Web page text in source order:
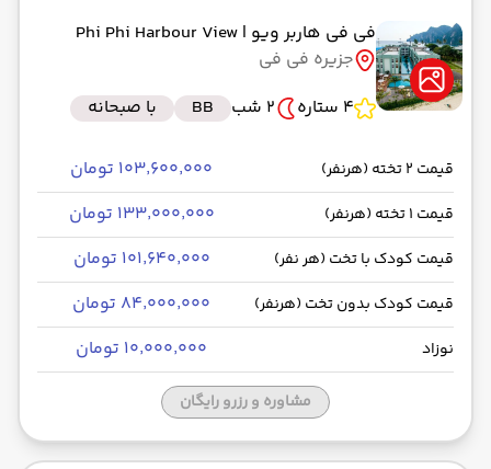
فی فی هاربر ویو | Phi Phi Harbour View
جزیره فی فی
4 ستاره
2 شب BB با صبحانه
قیمت 2 تخته (هرنفر) ۱۰۳٬۶۰۰٬۰۰۰ تومان
قیمت 1 تخته (هرنفر) ۱۳۳٬۰۰۰٬۰۰۰ تومان
قیمت کودک با تخت (هر نفر) ۱۰۱٬۶۴۰٬۰۰۰ تومان
قیمت کودک بدون تخت (هرنفر) ۸۴٬۰۰۰٬۰۰۰ تومان
نوزاد ۱۰٬۰۰۰٬۰۰۰ تومان
مشاوره و رزرو رایگان